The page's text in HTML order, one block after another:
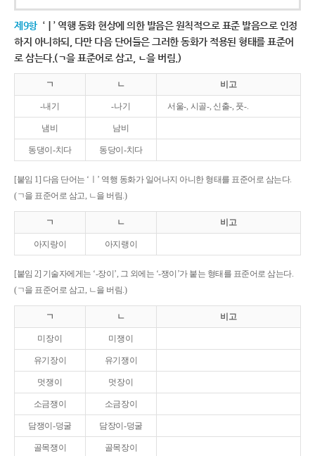
제9항 ‘ㅣ’ 역행 동화 현상에 의한 발음은 원칙적으로 표준 발음으로 인정
하지 아니하되, 다만 다음 단어들은 그러한 동화가 적용된 형태를 표준어
로 삼는다.(ㄱ을 표준어로 삼고, ㄴ을 버림.)
ㄱ ㄴ 비고
-내기 -나기 서울-, 시골-, 신출-, 풋-.
냄비 남비
동댕이-치다 동당이-치다
[붙임 1] 다음 단어는 ‘ㅣ’ 역행 동화가 일어나지 아니한 형태를 표준어로 삼는다.
(ㄱ을 표준어로 삼고, ㄴ을 버림.)
ㄱ ㄴ 비고
아지랑이 아지랭이
[붙임 2] 기술자에게는 ‘-장이’, 그 외에는 ‘-쟁이’가 붙는 형태를 표준어로 삼는다.
(ㄱ을 표준어로 삼고, ㄴ을 버림.)
ㄱ ㄴ 비고
미장이 미쟁이
유기장이 유기쟁이
멋쟁이 멋장이
소금쟁이 소금장이
담쟁이-덩굴 담장이-덩굴
골목쟁이 골목장이